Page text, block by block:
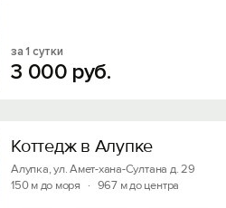
за 1 сутки
3 000 руб.
Коттедж в Алупке
Алупка, ул. Амет-хана-Султана д. 29
150 м до моря
· 967 м до центра